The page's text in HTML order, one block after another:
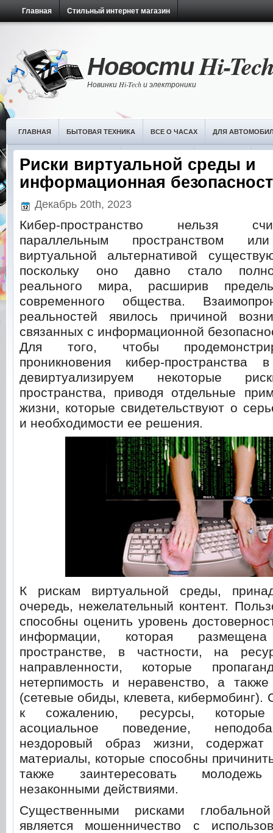
Главная Стильный интернет магазин
Новости Hi-
Новинки Hi-Tech и электроники
ГЛАВНАЯ БЫТОВАЯ ТЕХНИКА ВСЕ О ЧАСАХ ДЛЯ
НОВОСТИ ИТ-ТЕХНОЛОГИЙ ОБЗОРЫ ЧАСОВ
Риски виртуальной среды и
информационная
Декабрь 20th, 2023
Кибер-пространство нельзя
параллельным пространством
виртуальной альтернативой
поскольку оно давно стало
реального мира, расширив
современного общества.
реальностей явилось причиной
связанных с информационной
Для того, чтобы
проникновения кибер-
девиртуализируем некоторые
пространства, приводя отдельные
жизни, которые свидетельствуют о
и необходимости ее решения.
К рискам виртуальной среды,
очередь, нежелательный контент.
способны оценить уровень
информации, которая
пространстве, в частности, на
направленности, которые
нетерпимость и неравенство, а
(сетевые обиды, клевета, кибермобинг).
к сожалению, ресурсы, которые
асоциальное поведение,
нездоровый образ жизни, содержат
материалы, которые способны
также заинтересовать молодежь
незаконными действиями.
Существенными рисками
является мошенничество с